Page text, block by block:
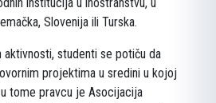
Slovenija ili Turska.
aktivnosti, studenti se potiču da
projektima u sredini u kojoj
tome pravcu je Asocijacija